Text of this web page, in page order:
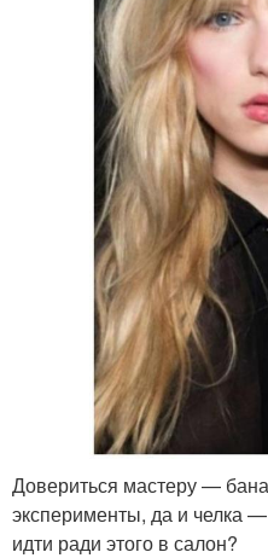
Довериться мастеру —
эксперименты, да и челка
идти ради этого в салон?